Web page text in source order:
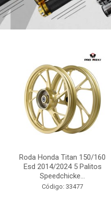
Roda Honda Titan 150/160
Esd 2014/2024 5 Palitos
Speedchicke...
Código: 33477